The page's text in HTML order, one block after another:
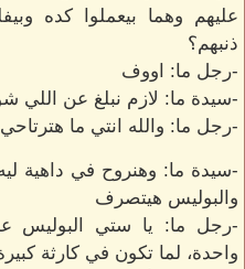
عليهم وهما بيعملوا كده
ذنبهم؟
-رجل ما: اووف
-سيدة ما: لازم نبلغ عن اللي
-رجل ما: والله انتي ما
-سيدة ما: وهنروح في داهية
والبوليس هيتصرف
-رجل ما: يا ستي البوليس
واحدة، لما تكون في كارثة